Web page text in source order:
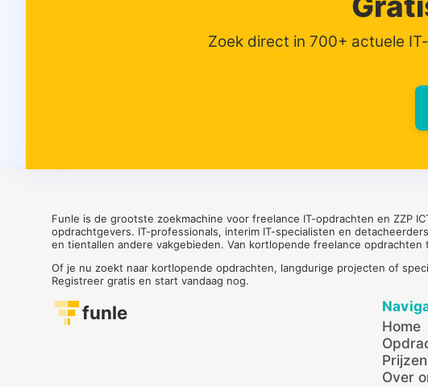
Zoek direct in 700+ actuele
Funle is de grootste zoekmachine voor freelance IT-opdrachten en ZZP
opdrachtgevers. IT-professionals, interim IT-specialisten en
en tientallen andere vakgebieden. Van kortlopende freelance
Of je nu zoekt naar kortlopende opdrachten, langdurige projecten of
Registreer gratis en start vandaag nog.
funle
Home
Prijzen
Over